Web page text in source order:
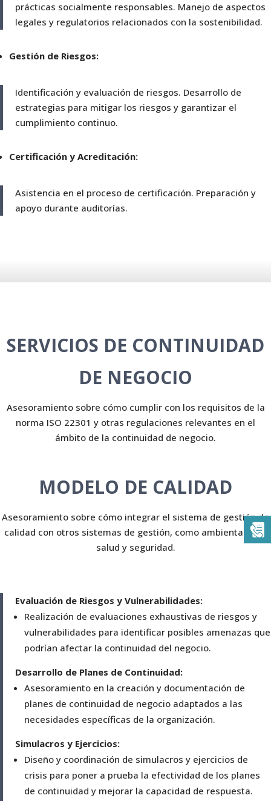
prácticas socialmente responsables. Manejo de aspectos
legales y regulatorios relacionados con la sostenibilidad.
Gestión de Riesgos:
Identificación y evaluación de riesgos. Desarrollo de
estrategias para mitigar los riesgos y garantizar el
cumplimiento continuo.
Certificación y Acreditación:
Asistencia en el proceso de certificación. Preparación y
apoyo durante auditorías.
SERVICIOS DE CONTINUIDAD
DE NEGOCIO
Asesoramiento sobre cómo cumplir con los requisitos de la
norma ISO 22301 y otras regulaciones relevantes en el
ámbito de la continuidad de negocio.
MODELO DE CALIDAD
Asesoramiento sobre cómo integrar el sistema de gestión de
calidad con otros sistemas de gestión, como ambiental o de
salud y seguridad.
Evaluación de Riesgos y Vulnerabilidades:
Realización de evaluaciones exhaustivas de riesgos y
vulnerabilidades para identificar posibles amenazas que
podrían afectar la continuidad del negocio.
Desarrollo de Planes de Continuidad:
Asesoramiento en la creación y documentación de
planes de continuidad de negocio adaptados a las
necesidades específicas de la organización.
Simulacros y Ejercicios:
Diseño y coordinación de simulacros y ejercicios de
crisis para poner a prueba la efectividad de los planes
de continuidad y mejorar la capacidad de respuesta.